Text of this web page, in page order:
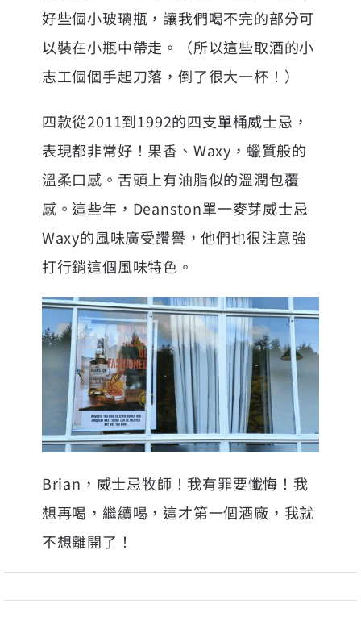
好些個小玻璃瓶，讓我們喝不完的部分可
以裝在小瓶中帶走。（所以這些取酒的小
志工個個手起刀落，倒了很大一杯！）
四款從2011到1992的四支單桶威士忌，
表現都非常好！果香、Waxy，蠟質般的
溫柔口感。舌頭上有油脂似的溫潤包覆
感。這些年，Deanston單一麥芽威士忌
Waxy的風味廣受讚譽，他們也很注意強
打行銷這個風味特色。
Brian，威士忌牧師！我有罪要懺悔！我
想再喝，繼續喝，這才第一個酒廠，我就
不想離開了！